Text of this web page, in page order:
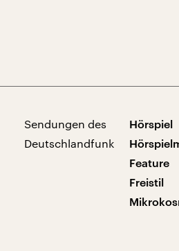
Sendungen des
Deutschlandfunk
Hörspiel
Feature
Freistil